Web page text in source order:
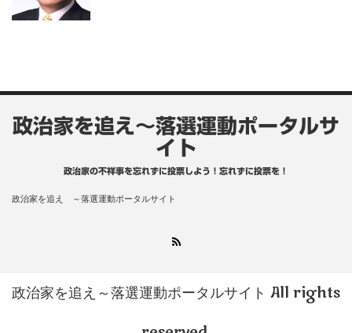
政治家を追え～落選運動ポータルサ
イト
政治家の不祥事を忘れずに投票しよう！忘れずに投票を！
政治家を追え ～落選運動ポータルサイト
政治家を追え～落選運動ポータルサイト All rights